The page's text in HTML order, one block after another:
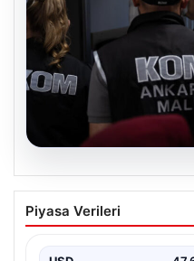
05.08.2026
Erdal
Çıktı; Görevden
rüşvet operasyonu
Piyasa Verileri